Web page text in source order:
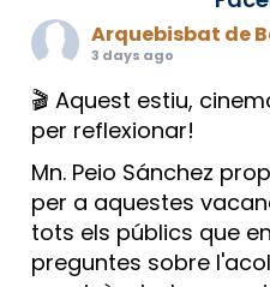
Arquebisbat de
3 days ago
🎬 Aquest estiu,
per reflexionar!
Mn. Peio Sánchez
per a aquestes
tots els públics que
preguntes sobre